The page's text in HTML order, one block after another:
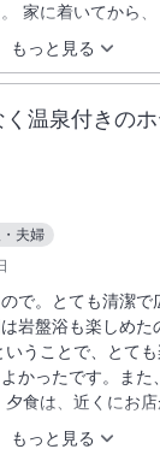
もっと見る
家に着いてから
づき、ホテルに電
した。 しかし、
１０分後に「見つ
ってしまいました。
温泉付きの
夫婦
もっと見る
で。とても清潔で
岩盤浴も楽しめた
うことで、とて
かったです。また
食は、近くにお